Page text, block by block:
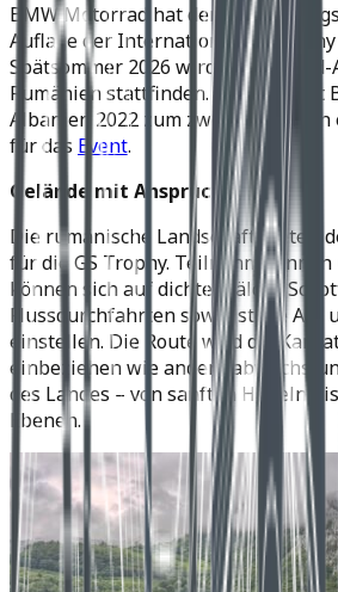
BMW Motorrad hat den
Auflage der International GS
Spätsommer 2026 wird das
Rumänien stattfinden. Damit wählt
Albanien 2022 zum zweiten Mal ein
für das Event.
Gelände mit Anspruch
Die rumänische Landschaft bietet
für die GS Trophy.
können sich auf dichte Wälder,
Flussdurchfahrten sowie steile An-
einstellen. Die Route wird die
einbeziehen wie andere
des Landes – von sanften Hügeln
Ebenen.